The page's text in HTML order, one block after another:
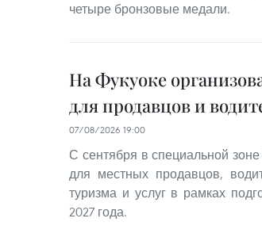
четыре бронзовые медали.
На Фукуоке
для продавцов и
07/08/2026 19:00
С сентября в специальной
для местных продавцов,
туризма и услуг в рамках
2027 года.